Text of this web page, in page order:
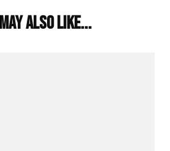
also like...